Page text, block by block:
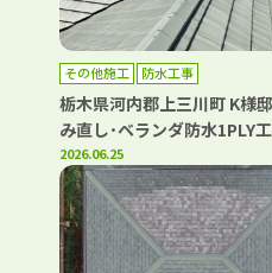
その他施工 防水工事
栃木県河内郡上三川町 K様
み直し･ベランダ防水1PLY
2026.06.25